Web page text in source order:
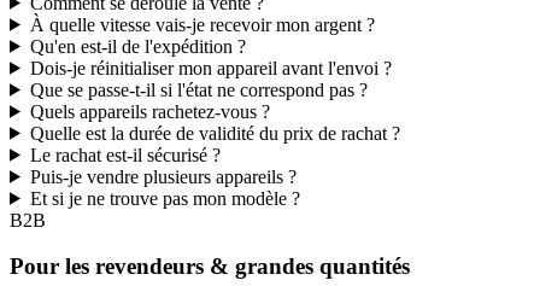
À quelle vitesse vais-je recevoir mon argent ?
Qu'en est-il de l'expédition ?
Dois-je réinitialiser mon appareil avant l'envoi ?
Que se passe-t-il si l'état ne correspond pas ?
Quels appareils rachetez-vous ?
Quelle est la durée de validité du prix de rachat ?
Le rachat est-il sécurisé ?
Puis-je vendre plusieurs appareils ?
Et si je ne trouve pas mon modèle ?
B2B
Pour les revendeurs & grandes quantités